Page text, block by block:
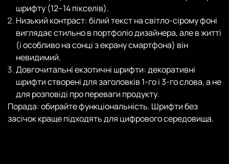
шрифту (12–14 пікселів).
Низький контраст: білий текст на світло-сірому фоні
виглядає стильно в портфоліо дизайнера, але в житті
(і особливо на сонці з екрану смартфона) він
невидимий.
Довгочитальні екзотичні шрифти: декоративні
шрифти створені для заголовків 1-го і 3-го слова, а не
для розповіді про переваги продукту.
Порада: обирайте функціональність. Шрифти без
засічок краще підходять для цифрового середовища.